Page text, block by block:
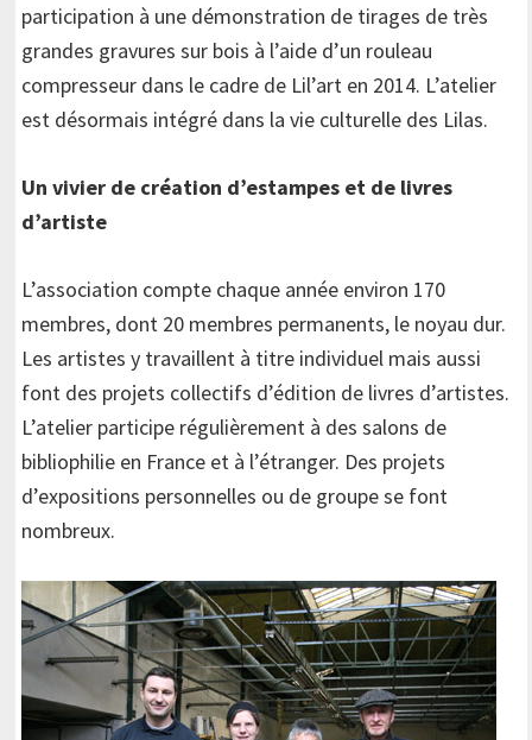
participation à une démonstration de tirages de très
grandes gravures sur bois à l’aide d’un rouleau
compresseur dans le cadre de Lil’art en 2014. L’atelier
est désormais intégré dans la vie culturelle des Lilas.
Un vivier de création d’estampes et de livres
d’artiste
L’association compte chaque année environ 170
membres, dont 20 membres permanents, le noyau dur.
Les artistes y travaillent à titre individuel mais aussi
font des projets collectifs d’édition de livres d’artistes.
L’atelier participe régulièrement à des salons de
bibliophilie en France et à l’étranger. Des projets
d’expositions personnelles ou de groupe se font
nombreux.